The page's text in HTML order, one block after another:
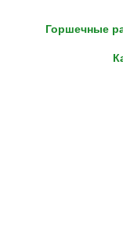
Горшечные